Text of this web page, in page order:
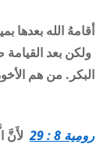
أقامهُ الله بعدها
ولكن بعد القيامة
البكر. من هم
رومية 8 : 29
لأَنَّ